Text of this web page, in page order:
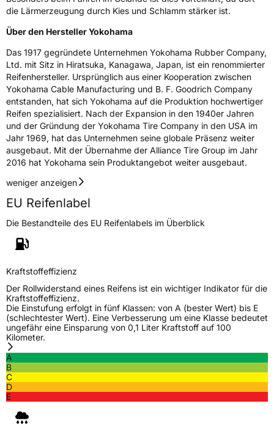
die Lärmerzeugung durch Kies und Schlamm stärker ist.
Über den Hersteller Yokohama
Das 1917 gegründete Unternehmen Yokohama Rubber Company,
Ltd. mit Sitz in Hiratsuka, Kanagawa, Japan, ist ein renommierter
Reifenhersteller. Ursprünglich aus einer Kooperation zwischen
Yokohama Cable Manufacturing und B. F. Goodrich Company
entstanden, hat sich Yokohama auf die Produktion hochwertiger
Reifen spezialisiert. Nach der Expansion in den 1940er Jahren
und der Gründung der Yokohama Tire Company in den USA im
Jahr 1969, hat das Unternehmen seine globale Präsenz weiter
ausgebaut. Mit der Übernahme der Alliance Tire Group im Jahr
2016 hat Yokohama sein Produktangebot weiter ausgebaut.
weniger anzeigen
EU Reifenlabel
Die Bestandteile des EU Reifenlabels im Überblick
Kraftstoffeffizienz
Der Rollwiderstand eines Reifens ist ein wichtiger Indikator für die
Kraftstoffeffizienz.
Die Einstufung erfolgt in fünf Klassen: von A (bester Wert) bis E
(schlechtester Wert). Eine Verbesserung um eine Klasse bedeutet
ungefähr eine Einsparung von 0,1 Liter Kraftstoff auf 100
Kilometer.
A
B
C
D
E